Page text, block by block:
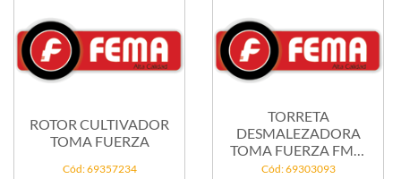
ROTOR CULTIVADOR
TOMA FUERZA
Cód: 69357234
TORRETA
DESMALEZADORA
TOMA FUERZA FM6-
6FT
Cód: 69303093